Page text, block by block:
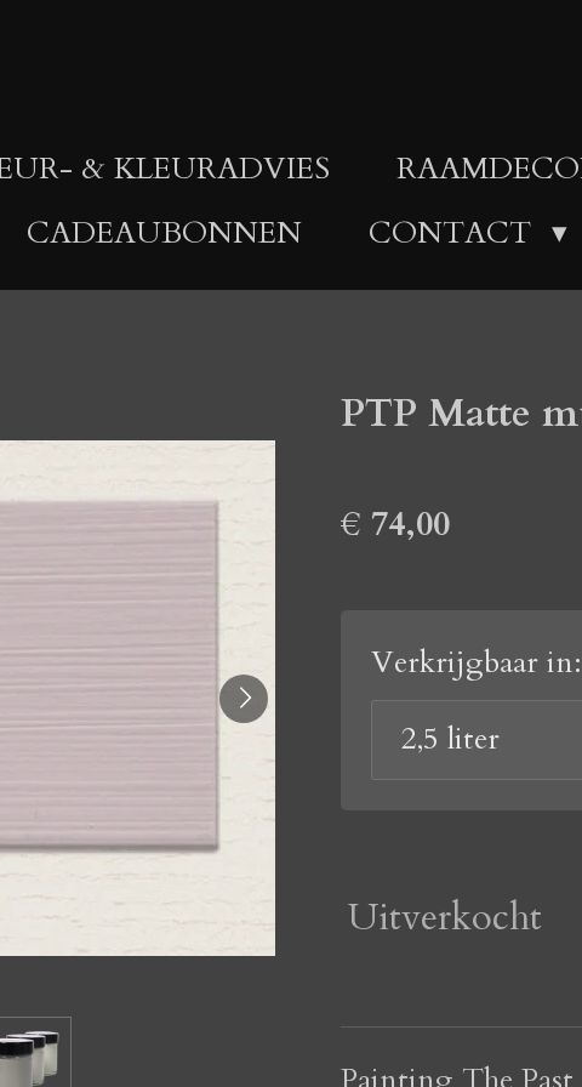
& KLEURADVIES
CADEAUBONNEN CONTACT
PTP Matte
€ 74,00
Verkrijgbaar in:
Uitverkocht